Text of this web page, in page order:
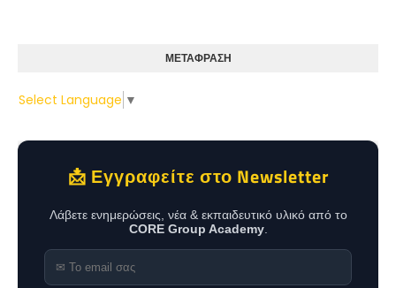
ΜΕΤΑΦΡΑΣΗ
Select Language ▼
📩 Εγγραφείτε στο Newsletter
Λάβετε ενημερώσεις, νέα & εκπαιδευτικό υλικό από το
CORE Group Academy.